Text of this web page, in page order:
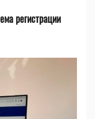
регистрации